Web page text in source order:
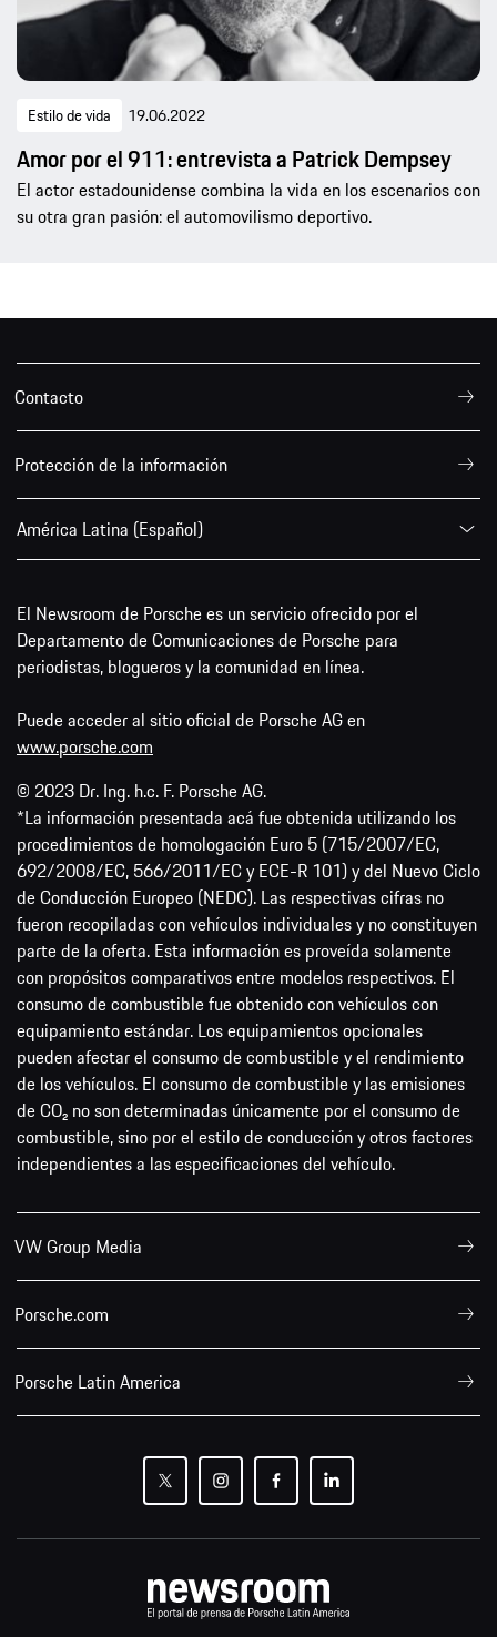
Estilo de vida 19.06.2022
Amor por el 911: entrevista a Patrick Dempsey
El actor estadounidense combina la vida en los escenarios con
su otra gran pasión: el automovilismo deportivo.
Contacto
Protección de la información
América Latina (Español)
El Newsroom de Porsche es un servicio ofrecido por el
Departamento de Comunicaciones de Porsche para
periodistas, blogueros y la comunidad en línea.
Puede acceder al sitio oficial de Porsche AG en
www.porsche.com
© 2023 Dr. Ing. h.c. F. Porsche AG.
*La información presentada acá fue obtenida utilizando los
procedimientos de homologación Euro 5 (715/2007/EC,
692/2008/EC, 566/2011/EC y ECE-R 101) y del Nuevo Ciclo
de Conducción Europeo (NEDC). Las respectivas cifras no
fueron recopiladas con vehículos individuales y no constituyen
parte de la oferta. Esta información es proveída solamente
con propósitos comparativos entre modelos respectivos. El
consumo de combustible fue obtenido con vehículos con
equipamiento estándar. Los equipamientos opcionales
pueden afectar el consumo de combustible y el rendimiento
de los vehículos. El consumo de combustible y las emisiones
de CO₂ no son determinadas únicamente por el consumo de
combustible, sino por el estilo de conducción y otros factores
independientes a las especificaciones del vehículo.
VW Group Media
Porsche.com
Porsche Latin America